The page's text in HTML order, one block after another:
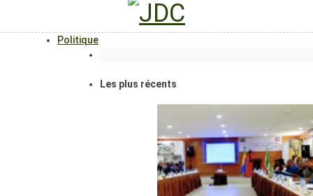
Politique
Les plus récents